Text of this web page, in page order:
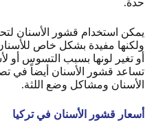
حدة.
يمكن استخدام قشور الأسنان
ولكنها مفيدة بشكل خاص
أو تغير لونها بسبب التسوس أو
تساعد قشور الأسنان أيضاً في
الأسنان ومشاكل وضع اللثة.
أسعار قشور الأسنان في تركيا